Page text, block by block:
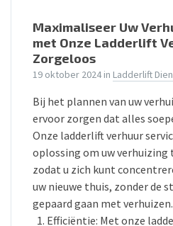
Maximaliseer Uw
met Onze Ladderlift
Zorgeloos
19 oktober 2024in Ladderlift
Bij het plannen van uw
ervoor zorgen dat alles
Onze ladderlift verhuur
oplossing om uw verhuizing
zodat u zich kunt
uw nieuwe thuis, zonder de
gepaard gaan met verhuizen.
Efficiëntie: Met onze